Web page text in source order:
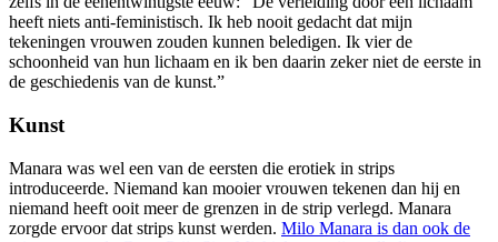
heeft niets anti-feministisch. Ik heb nooit gedacht dat mijn
tekeningen vrouwen zouden kunnen beledigen. Ik vier de
schoonheid van hun lichaam en ik ben daarin zeker niet de eerste in
de geschiedenis van de kunst.”
Kunst
Manara was wel een van de eersten die erotiek in strips
introduceerde. Niemand kan mooier vrouwen tekenen dan hij en
niemand heeft ooit meer de grenzen in de strip verlegd. Manara
zorgde ervoor dat strips kunst werden. Milo Manara is dan ook de